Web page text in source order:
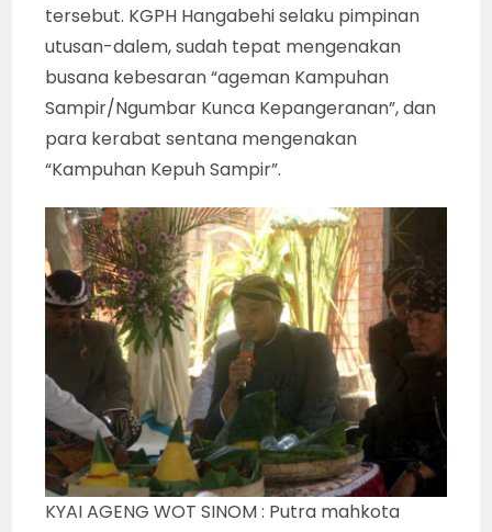
tersebut. KGPH Hangabehi selaku pimpinan
utusan-dalem, sudah tepat mengenakan
busana kebesaran “ageman Kampuhan
Sampir/Ngumbar Kunca Kepangeranan”, dan
para kerabat sentana mengenakan
“Kampuhan Kepuh Sampir”.
KYAI AGENG WOT SINOM : Putra mahkota